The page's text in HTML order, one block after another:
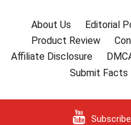
About Us Editorial
Product Review
Affiliate Disclosure
Submit Facts